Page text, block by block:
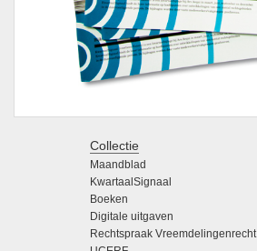
Collectie
Maandblad
KwartaalSignaal
Boeken
Digitale uitgaven
Rechtspraak Vreemdelingenrecht